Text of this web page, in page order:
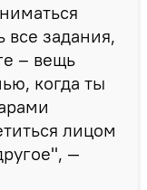
все задания,
– вещь
когда ты
лицом
—